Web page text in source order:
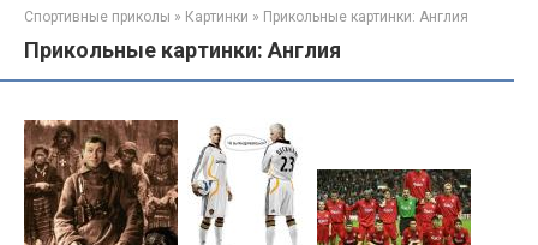
Спортивные приколы » Картинки » Прикольные картинки: Англия
Прикольные картинки: Англия